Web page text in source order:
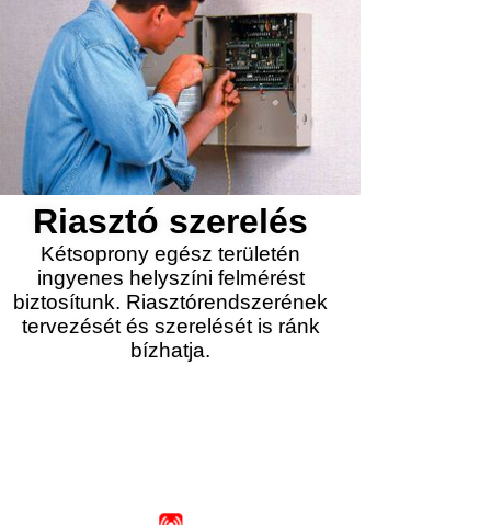
Riasztó szerelés
Kétsoprony egész területén
ingyenes helyszíni felmérést
biztosítunk. Riasztórendszerének
tervezését és szerelését is ránk
bízhatja.